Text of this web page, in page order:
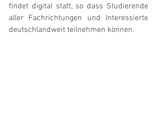
findet digital statt, so dass Studierende
aller Fachrichtungen und Interessierte
deutschlandweit teilnehmen können.